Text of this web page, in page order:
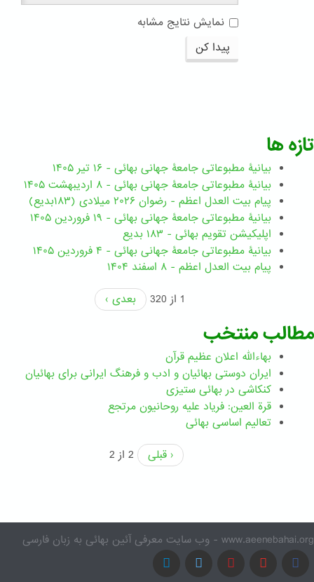
نمایش نتایج مشابه
پیدا کن
تازه ها
بیانیۀ مطبوعاتی جامعۀ جهانی بهائی - ۱۶ تیر ۱۴۰۵
بیانیۀ مطبوعاتی جامعۀ جهانی بهائی - ۸ اردیبهشت ۱۴۰۵
پیام بیت العدل اعظم - رضوان ۲۰۲۶ میلادی (۱۸۳بدیع)
بیانیۀ مطبوعاتی جامعۀ جهانی بهائی - ۱۹ فروردین ۱۴۰۵
اپلیکیشن تقویم بهائی - ۱۸۳ بدیع
بیانیۀ مطبوعاتی جامعۀ جهانی بهائی - ۴ فروردین ۱۴۰۵
پیام بیت العدل اعظم - ۸ اسفند ۱۴۰۴
1 از 320
بعدی ›
مطالب منتخب
بهاءالله اعلان عظیم قرآن
ايران دوستی بهائيان و ادب و فرهنگ ايرانی برای بهائيان
کنکاشی در بهائی ستيزی
قرة العین: فریاد علیه روحانیون مرتجع
تعالیم اساسی بهائی
‹ قبلی
2 از 2
www.aeenebahai.org - وب سایت معرفی آئین بهائی به زبان فارسی